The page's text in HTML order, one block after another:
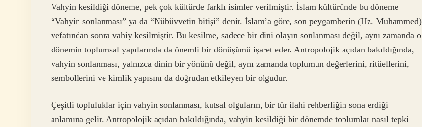
Vahyin kesildiği döneme, pek çok kültürde farklı isimler verilmiştir. İslam kültüründe bu döneme
“Vahyin sonlanması” ya da “Nübüvvetin bitişi” denir. İslam’a göre, son peygamberin (Hz. Muhammed)
vefatından sonra vahiy kesilmiştir. Bu kesilme, sadece bir dini olayın sonlanması değil, aynı zamanda o
dönemin toplumsal yapılarında da önemli bir dönüşümü işaret eder. Antropolojik açıdan bakıldığında,
vahyin sonlanması, yalnızca dinin bir yönünü değil, aynı zamanda toplumun değerlerini, ritüellerini,
sembollerini ve kimlik yapısını da doğrudan etkileyen bir olgudur.
Çeşitli topluluklar için vahyin sonlanması, kutsal olguların, bir tür ilahi rehberliğin sona erdiği
anlamına gelir. Antropolojik açıdan bakıldığında, vahyin kesildiği bir dönemde toplumlar nasıl tepki